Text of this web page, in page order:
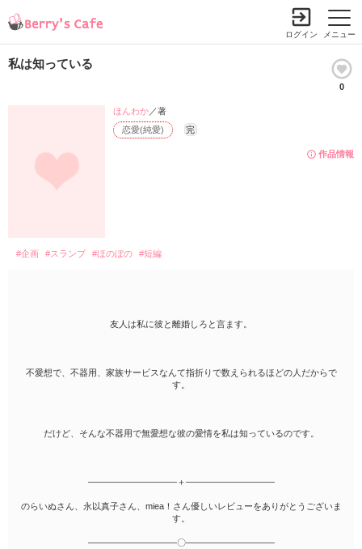
メニュー
ログイン
私は知っている
0
作品情報
恋愛(純愛) 完
ほんわか／著
#企画 #スランプ #ほのぼの #短編
友人は私に彼と離婚しろと言ます。
不愛想で、不器用、家族サービスなんて指折りで数えられるほどの人だからで
す。
だけど、そんな不器用で無愛想な彼の愛情を私は知っているのです。
――――――――――＋――――――――――
のらいぬさん、永以真子さん、miea！さん優しいレビューをありがとうございま
す。
――――――――――〇――――――――――